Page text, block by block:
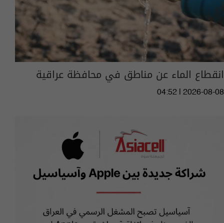
انقطاع الماء عن مناطق في محافظة عراقية
04:52 | 2026-08-08